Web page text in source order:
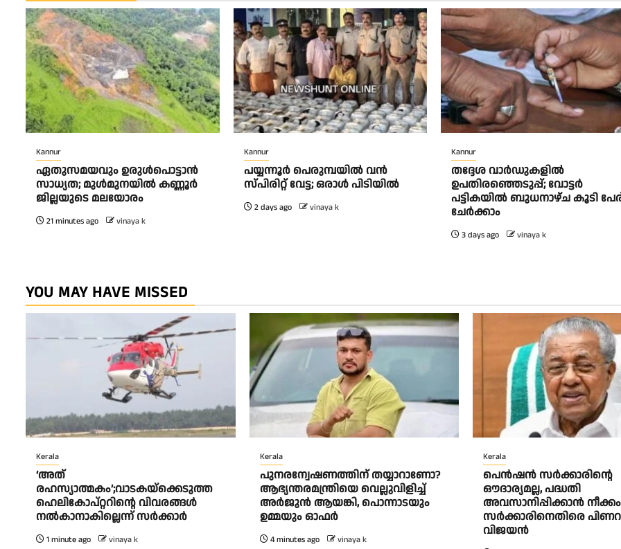
Kannur
ഏതുസമയവും ഉരുൾപൊട്ടാൻ
സാധ്യത; മുൾമുനയിൽ കണ്ണൂർ
ജില്ലയുടെ മലയോരം
21 minutes ago vinaya k
Kannur
പയ്യന്നൂർ പെരുമ്പയിൽ വൻ
സ്‌പിരിറ്റ് വേട്ട; ഒരാൾ പിടിയിൽ
2 days ago vinaya k
Kannur
തദ്ദേശ വാർഡുകളിൽ
ഉപതിരഞ്ഞെടുപ്പ്; വോട്ടർ
പട്ടികയിൽ ബുധനാഴ്ച കൂടി
ചേർക്കാം
3 days ago vinaya k
YOU MAY HAVE MISSED
Kerala
‘അത്
രഹസ്യാത്മകം’;വാടകയ്‌ക്കെടുത്ത
ഹെലികോപ്റ്ററിന്റെ വിവരങ്ങൾ
നൽകാനാകില്ലെന്ന് സർക്കാർ
1 minute ago vinaya k
Kerala
പുനരന്വേഷണത്തിന് തയ്യാറാണോ?
ആഭ്യന്തരമന്ത്രിയെ വെല്ലുവിളിച്ച്
അർജുൻ ആയങ്കി, പൊന്നാടയും
ഉമ്മയും ഓഫർ
4 minutes ago vinaya k
Kerala
പെൻഷൻ സർക്കാരിന്റെ
ഔദാര്യമല്ല, പദ്ധതി
അവസാനിപ്പിക്കാൻ
സർക്കാരിനെതിരെ
വിജയൻ